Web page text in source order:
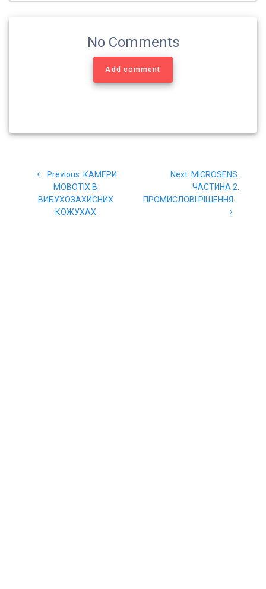
No Comments
Add comment
записів
Previous: Previous
post:
КАМЕРИ
MOBOTIX В
ВИБУХОЗАХИСНИХ
КОЖУХАХ
Next: Next
post:
MICROSENS.
ЧАСТИНА 2.
ПРОМИСЛОВІ РІШЕННЯ.